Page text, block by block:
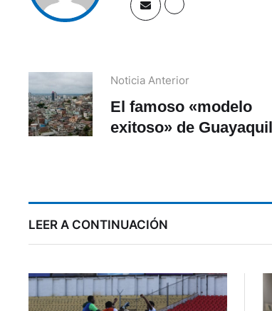
Noticia Anterior
El famoso «modelo
exitoso» de Guayaquil
LEER A CONTINUACIÓN